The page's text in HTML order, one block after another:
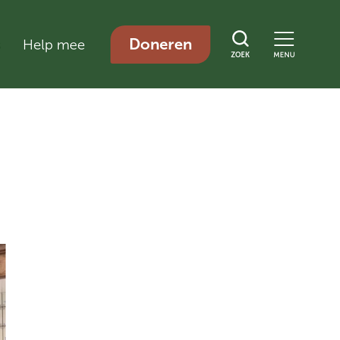
Help mee Doneren
ZOEK MENU